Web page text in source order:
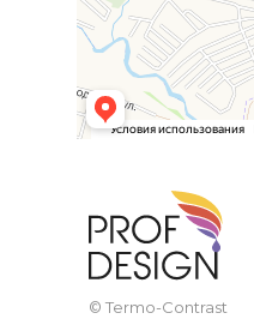
© Termo-Contrast